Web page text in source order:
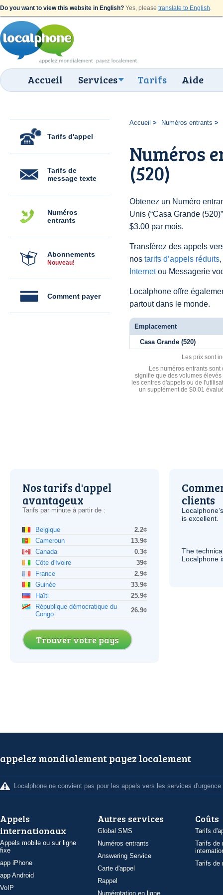
Do you want to view this website in English? Yes, please translate to English.
Accueil Services Tarifs Aide
Tarifs d'appel
Tarifs de
message texte
Numéros
entrants
Abonnements
Nouveau!
Comment payer
Accueil Numéros entrants
Numéros
(520)
Obtenez un Numéro
Unis (“Casa Grande
$3.00 par mois.
Transférez des appels
nos tarifs d’appels réduits
Internetou Messagerie
Localphone offre
partout dans le monde.
Emplacement
Casa Grande (520)
Les prix sont
Les numéros entrants
signifie que des volumes
les centres d'appels ou de
un supplément de $0.01
Nos tarifs d'appel
avantageux
Tarifs par minute à partir de :
Belgique
2.2¢
Cameroun
13.9¢
Canada
0.3¢
Côte d'Ivoire
39¢
France
2.9¢
Guinée
33.9¢
Haïti
25.9¢
République démocratique du
Congo
26.9¢
Trouver votre pays
clients
is excellent.
The
Localphone
appelez mondialement payez localement
Localphone ne convient pas pour les appels vers les services d'urgence
Appels
internationaux
Appels mobile ou sur ligne
fixe
app iPhone
app Android
VoIP
Autres services
Global SMS
Numéros entrants
Answering Service
Carte d'appel
Rappel
Numérotation en ligne
Coûts
Tarifs
Tarifs de
Tarifs de